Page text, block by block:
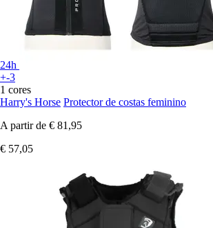
24h
+-3
1 cores
Harry's Horse Protector de costas feminino
A partir de € 81,95
€ 57,05